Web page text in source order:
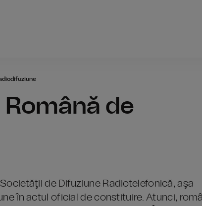
de
de Difuziune Radiotelefonică, aşa
în actul oficial de constituire. Atunci,